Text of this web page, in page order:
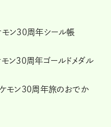
モン30周年シール帳
モン30周年ゴールドメダル
ケモン30周年旅のおでか